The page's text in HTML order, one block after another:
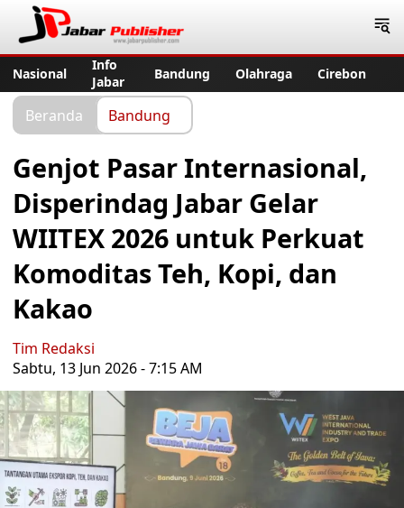
Nasional
Info
Jabar
Bandung Olahraga Cirebon
Beranda Bandung
Genjot Pasar Internasional,
Disperindag Jabar Gelar
WIITEX 2026 untuk Perkuat
Komoditas Teh, Kopi, dan
Kakao
Tim Redaksi
Sabtu, 13 Jun 2026 - 7:15 AM